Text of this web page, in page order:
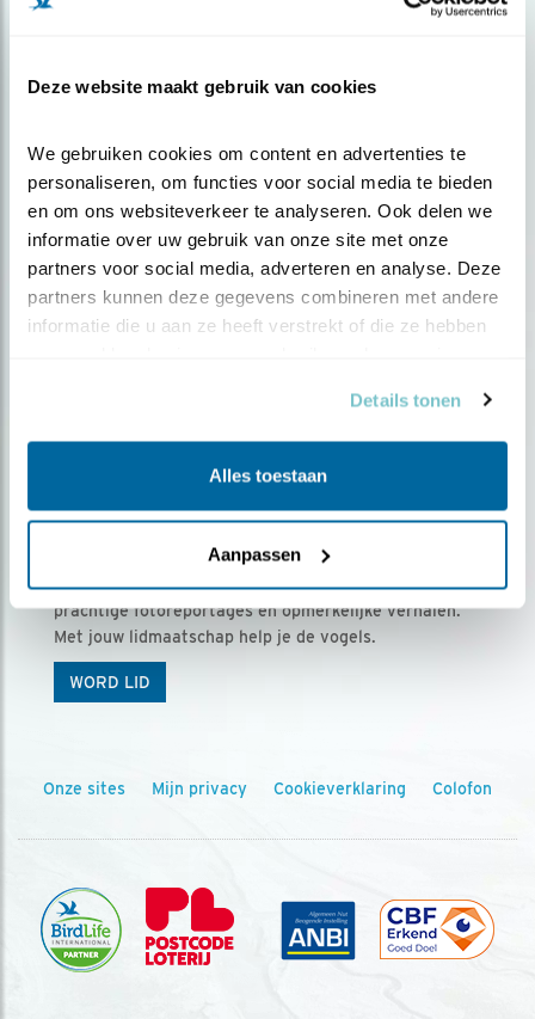
Deze website maakt gebruik van cookies
We gebruiken cookies om content en advertenties te
personaliseren, om functies voor social media te bieden
en om ons websiteverkeer te analyseren. Ook delen we
informatie over uw gebruik van onze site met onze
partners voor social media, adverteren en analyse. Deze
partners kunnen deze gegevens combineren met andere
informatie die u aan ze heeft verstrekt of die ze hebben
Details tonen
Alles toestaan
Aanpassen
over vogels en activiteiten van Vogelbescherming.
Ontvang 5 x Vogels voor € 36,00 per jaar
Vogels is het tijdschrift voor onze leden, met
prachtige fotoreportages en opmerkelijke verhalen.
Met jouw lidmaatschap help je de vogels.
WORD LID
Onze sites Mijn privacy Cookieverklaring Colofon